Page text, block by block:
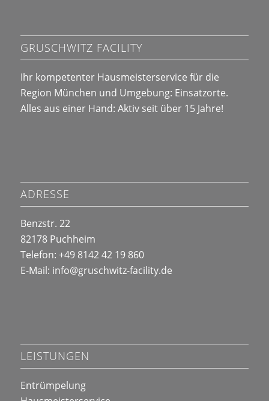
GRUSCHWITZ FACILITY
Ihr kompetenter Hausmeisterservice für die
Region München und Umgebung: Einsatzorte.
Alles aus einer Hand: Aktiv seit über 15 Jahre!
ADRESSE
Benzstr. 22
82178 Puchheim
Telefon: +49 8142 42 19 860
E-Mail: info@gruschwitz-facility.de
LEISTUNGEN
Entrümpelung